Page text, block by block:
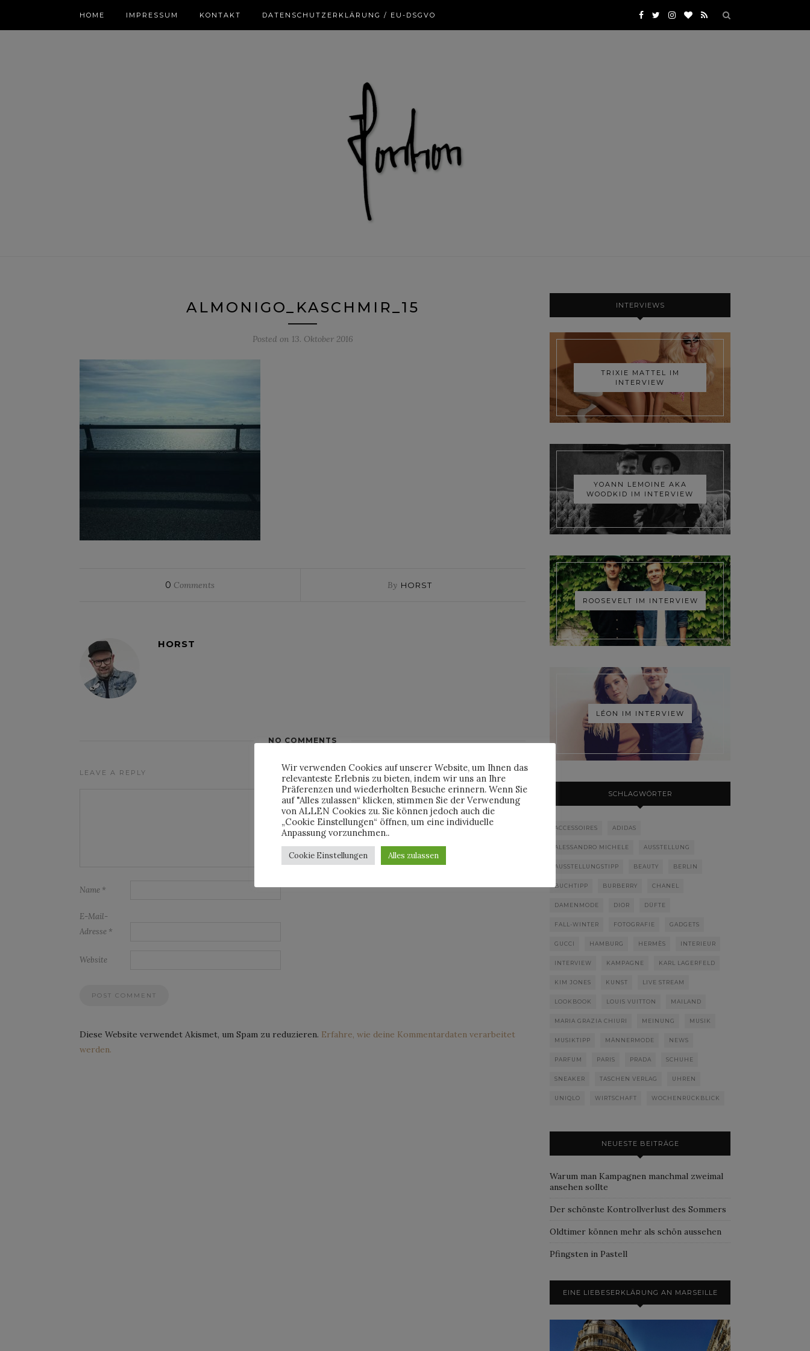
HOME IMPRESSUM KONTAKT DATENSCHUTZERKLÄRUNG / EU-DSGVO
ALMONIGO_KASCHMIR_15
Posted on 13. Oktober 2016
0 Comments By HORST
HORST
NO COMMENTS
LEAVE A REPLY
Name *
E-Mail-
Adresse *
Website
Diese Website verwendet Akismet, um Spam zu reduzieren. Erfahre, wie deine Kommentardaten verarbeitet
werden.
INTERVIEWS
TRIXIE MATTEL IM
INTERVIEW
YOANN LEMOINE AKA
WOODKID IM INTERVIEW
ROOSEVELT IM INTERVIEW
LÉON IM INTERVIEW
SCHLAGWÖRTER
ACCESSOIRES ADIDAS
ALESSANDRO MICHELE AUSSTELLUNG
AUSSTELLUNGSTIPP BEAUTY BERLIN
BUCHTIPP BURBERRY CHANEL
DAMENMODE DIOR DÜFTE
FALL-WINTER FOTOGRAFIE GADGETS
GUCCI HAMBURG HERMÈS INTERIEUR
INTERVIEW KAMPAGNE KARL LAGERFELD
KIM JONES KUNST LIVE STREAM
LOOKBOOK LOUIS VUITTON MAILAND
MARIA GRAZIA CHIURI MEINUNG MUSIK
MUSIKTIPP MÄNNERMODE NEWS
PARFUM PARIS PRADA SCHUHE
SNEAKER TASCHEN VERLAG UHREN
UNIQLO WIRTSCHAFT WOCHENRÜCKBLICK
NEUESTE BEITRÄGE
Warum man Kampagnen manchmal zweimal
ansehen sollte
Der schönste Kontrollverlust des Sommers
Oldtimer können mehr als schön aussehen
Pfingsten in Pastell
EINE LIEBESERKLÄRUNG AN MARSEILLE
Wir verwenden Cookies auf unserer Website, um Ihnen das
relevanteste Erlebnis zu bieten, indem wir uns an Ihre
Präferenzen und wiederholten Besuche erinnern. Wenn Sie
auf "Alles zulassen“ klicken, stimmen Sie der Verwendung
von ALLEN Cookies zu. Sie können jedoch auch die
„Cookie Einstellungen“ öffnen, um eine individuelle
Anpassung vorzunehmen..
Cookie Einstellungen Alles zulassen